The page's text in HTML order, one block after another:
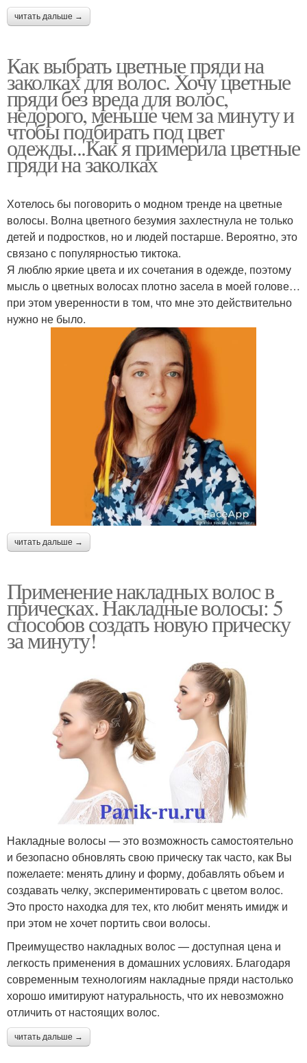
читать дальше →
Как выбрать цветные пряди на
заколках для волос. Хочу цветные
пряди без вреда для волос,
недорого, меньше чем за минуту и
чтобы подбирать под цвет
одежды...Как я примерила цветные
пряди на заколках
Хотелось бы поговорить о модном тренде на цветные
волосы. Волна цветного безумия захлестнула не только
детей и подростков, но и людей постарше. Вероятно, это
связано с популярностью тиктока.
Я люблю яркие цвета и их сочетания в одежде, поэтому
мысль о цветных волосах плотно засела в моей голове…
при этом уверенности в том, что мне это действительно
нужно не было.
читать дальше →
Применение накладных волос в
прическах. Накладные волосы: 5
способов создать новую прическу
за минуту!
Накладные волосы — это возможность самостоятельно
и безопасно обновлять свою прическу так часто, как Вы
пожелаете: менять длину и форму, добавлять объем и
создавать челку, экспериментировать с цветом волос.
Это просто находка для тех, кто любит менять имидж и
при этом не хочет портить свои волосы.
Преимущество накладных волос — доступная цена и
легкость применения в домашних условиях. Благодаря
современным технологиям накладные пряди настолько
хорошо имитируют натуральность, что их невозможно
отличить от настоящих волос.
читать дальше →